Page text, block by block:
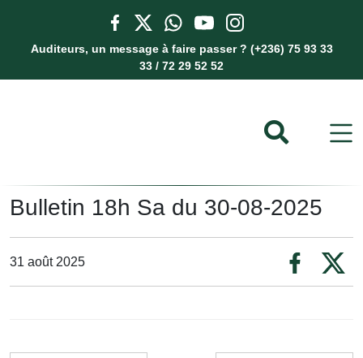
Auditeurs, un message à faire passer ? (+236) 75 93 33
33 / 72 29 52 52
Bulletin 18h Sa du 30-08-2025
31 août 2025